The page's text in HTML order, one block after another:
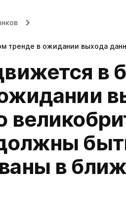
тренде в ожидании выхода
в
в